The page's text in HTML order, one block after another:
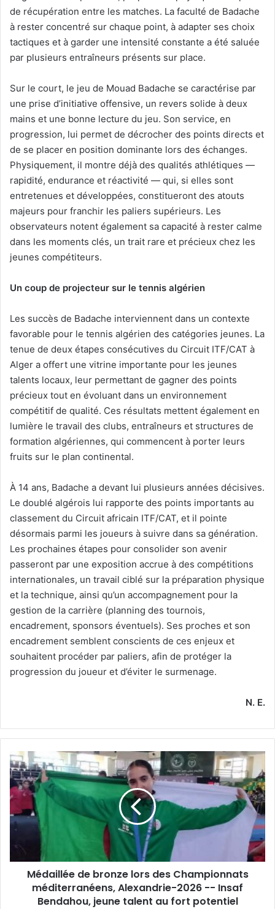
de récupération entre les matches. La faculté de Badache
à rester concentré sur chaque point, à adapter ses choix
tactiques et à garder une intensité constante a été saluée
par plusieurs entraîneurs présents sur place.
Sur le court, le jeu de Mouad Badache se caractérise par
une prise d’initiative offensive, un revers solide à deux
mains et une bonne lecture du jeu. Son service, en
progression, lui permet de décrocher des points directs et
de se placer en position dominante lors des échanges.
Physiquement, il montre déjà des qualités athlétiques —
rapidité, endurance et réactivité — qui, si elles sont
entretenues et développées, constitueront des atouts
majeurs pour franchir les paliers supérieurs. Les
observateurs notent également sa capacité à rester calme
dans les moments clés, un trait rare et précieux chez les
jeunes compétiteurs.
Un coup de projecteur sur le tennis algérien
Les succès de Badache interviennent dans un contexte
favorable pour le tennis algérien des catégories jeunes. La
tenue de deux étapes consécutives du Circuit ITF/CAT à
Alger a offert une vitrine importante pour les jeunes
talents locaux, leur permettant de gagner des points
précieux tout en évoluant dans un environnement
compétitif de qualité. Ces résultats mettent également en
lumière le travail des clubs, entraîneurs et structures de
formation algériennes, qui commencent à porter leurs
fruits sur le plan continental.
À 14 ans, Badache a devant lui plusieurs années décisives.
Le doublé algérois lui rapporte des points importants au
classement du Circuit africain ITF/CAT, et il pointe
désormais parmi les joueurs à suivre dans sa génération.
Les prochaines étapes pour consolider son avenir
passeront par une exposition accrue à des compétitions
internationales, un travail ciblé sur la préparation physique
et la technique, ainsi qu’un accompagnement pour la
gestion de la carrière (planning des tournois,
encadrement, sponsors éventuels). Ses proches et son
encadrement semblent conscients de ces enjeux et
souhaitent procéder par paliers, afin de protéger la
progression du joueur et d’éviter le surmenage.
N. E.
Médaillée
de
bronze
lors
des
Championnats
méditerranéens,
Alexandrie-
2026
Médaillée de bronze lors des Championnats
méditerranéens, Alexandrie-2026 -- Insaf
Bendahou, jeune talent au fort potentiel